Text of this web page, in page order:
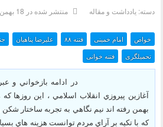
دسته:یادداشت و مقاله منتشر شده در 18 بهمن 1388
خواص امام خمینی فتنه ۸۸ علیرضا پناهیان
فتنه خوانی
تحمیلگری
در ادامه بازخواني و
بهمن رفته اند نيم نگاهي به تجربه ساختار
كه با تكيه بر آراي مردم توانست هزينه هاي